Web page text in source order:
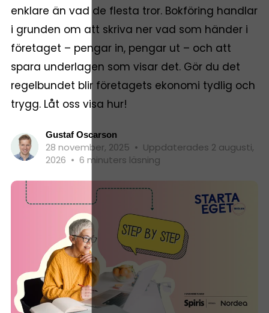
enklare än vad de flesta tror. Bokföring handlar
i grunden om att skriva ner vad som händer i
företaget – pengar in, pengar ut – och att
spara underlagen som visar det. Gör du det
regelbundet blir företagets ekonomi tydlig och
trygg. Låt oss visa hur!
Gustaf Oscarson
28 november, 2025 • Uppdaterades 2 augusti,
2026 • 6 minuters läsning